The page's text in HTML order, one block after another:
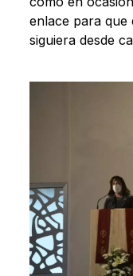
enlace para que
siguiera desde